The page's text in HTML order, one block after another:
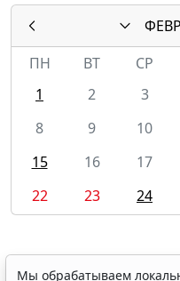
ПН
ВТ СР
1
2 3
8
9 10
15
16 17
22
23 24
Мы обрабатываем